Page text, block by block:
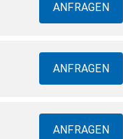
ANFRAGEN
ANFRAGEN
ANFRAGEN